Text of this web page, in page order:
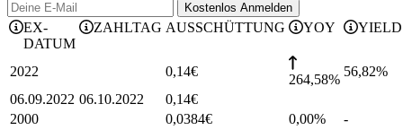
Kostenlos Anmelden
EX-
DATUM
ZAHLTAG AUSSCHÜTTUNG YOY YIELD
2022 0,14€
264,58%
56,82%
06.09.2022 06.10.2022 0,14€
2000
0,0384€ 0,00%
-